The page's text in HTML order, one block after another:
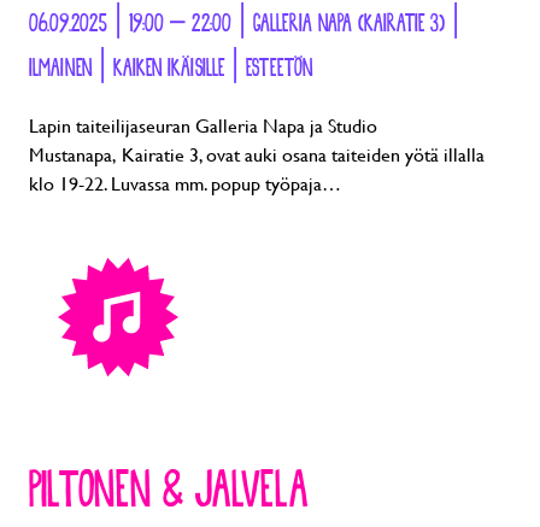
06.09.2025 | 19:00 – 22:00 | GALLERIA NAPA (KAIRATIE 3) |
ILMAINEN | KAIKEN IKÄISILLE | ESTEETÖN
Lapin taiteilijaseuran Galleria Napa ja Studio
Mustanapa, Kairatie 3, ovat auki osana taiteiden yötä illalla
klo 19-22. Luvassa mm. popup työpaja…
PILTONEN & JALVELA